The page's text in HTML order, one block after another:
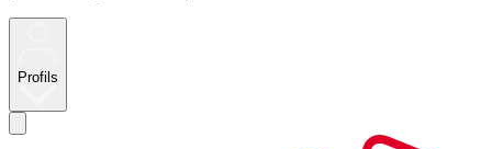
Profils